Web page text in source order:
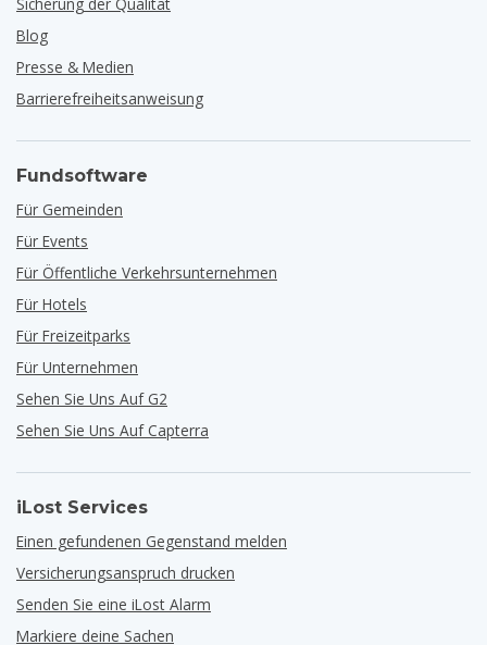
Blog
Presse & Medien
Barrierefreiheitsanweisung
Fundsoftware
Für Gemeinden
Für Events
Für Öffentliche Verkehrsunternehmen
Für Hotels
Für Freizeitparks
Für Unternehmen
Sehen Sie Uns Auf G2
Sehen Sie Uns Auf Capterra
iLost Services
Einen gefundenen Gegenstand melden
Versicherungsanspruch drucken
Senden Sie eine iLost Alarm
Markiere deine Sachen